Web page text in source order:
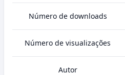
Número de downloads
Número de visualizações
Autor